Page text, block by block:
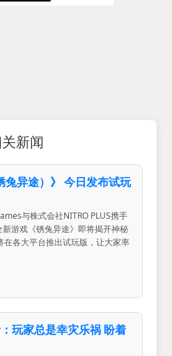
新闻
异途）》 今日发布试玩
与株式会社NITRO PLUS携手
游戏《锈兔异途》即将揭开神秘
各大平台推出试玩版，让大家率
玩家总是幸灾乐祸 盼着